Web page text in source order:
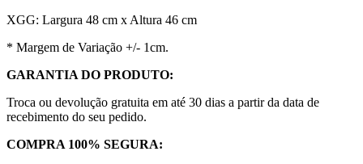
XGG: Largura 48 cm x Altura 46 cm
* Margem de Variação +/- 1cm.
GARANTIA DO PRODUTO:
Troca ou devolução gratuita em até 30 dias a partir da data de
recebimento do seu pedido.
COMPRA 100% SEGURA: